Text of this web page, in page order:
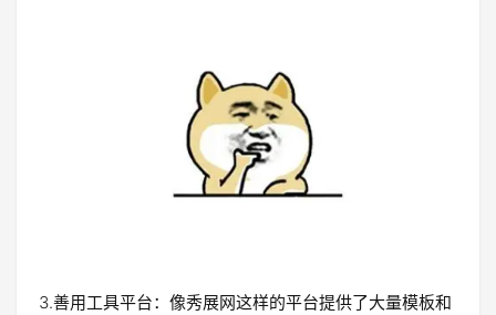
3.善用工具平台：像秀展网这样的平台提供了大量模板和